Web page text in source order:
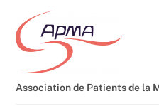
content
Association de Patients de la